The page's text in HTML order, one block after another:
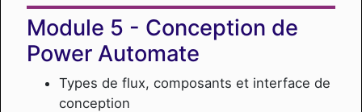
Conception de
Power Automate
Types de flux, composants et interface de
conception